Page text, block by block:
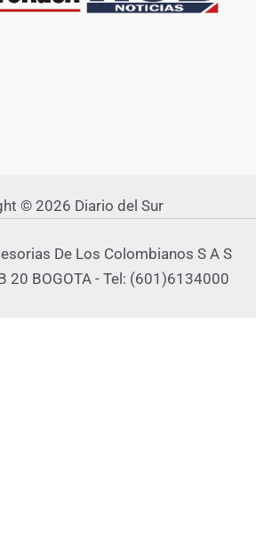
© 2026 Diario del Sur
De Los Colombianos S A S
20 BOGOTA - Tel: (601)6134000